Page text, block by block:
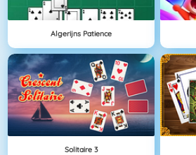
Algerijns Patience
Solitaire 3